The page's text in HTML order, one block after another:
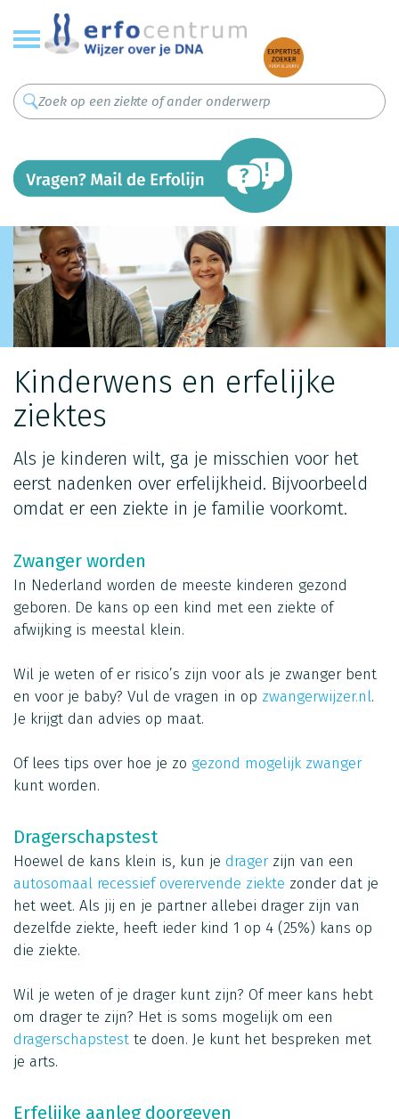
Overslaan
en
naar
inhoud
gaan
Kinderwens en erfelijke
ziektes
Als je kinderen wilt, ga je misschien voor het
eerst nadenken over erfelijkheid. Bijvoorbeeld
omdat er een ziekte in je familie voorkomt.
Zwanger worden
In Nederland worden de meeste kinderen gezond
geboren. De kans op een kind met een ziekte of
afwijking is meestal klein.
Wil je weten of er risico’s zijn voor als je zwanger bent
en voor je baby? Vul de vragen in op zwangerwijzer.nl.
Je krijgt dan advies op maat.
Of lees tips over hoe je zo gezond mogelijk zwanger
kunt worden.
Dragerschapstest
Hoewel de kans klein is, kun je dragerzijn van een
autosomaal recessief overervende ziekte zonder dat je
het weet. Als jij en je partner allebei drager zijn van
dezelfde ziekte, heeft ieder kind 1 op 4 (25%) kans op
die ziekte.
Wil je weten of je drager kunt zijn? Of meer kans hebt
om drager te zijn? Het is soms mogelijk om een
dragerschapstest te doen. Je kunt het bespreken met
je arts.
Erfelijke aanleg doorgeven